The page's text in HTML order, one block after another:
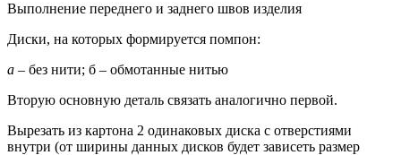
Выполнение переднего и заднего швов изделия
Диски, на которых формируется помпон:
а – без нити; б – обмотанные нитью
Вторую основную деталь связать аналогично первой.
Вырезать из картона 2 одинаковых диска с отверстиями
внутри (от ширины данных дисков будет зависеть размер